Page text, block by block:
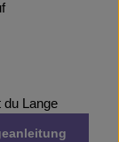
du Lange